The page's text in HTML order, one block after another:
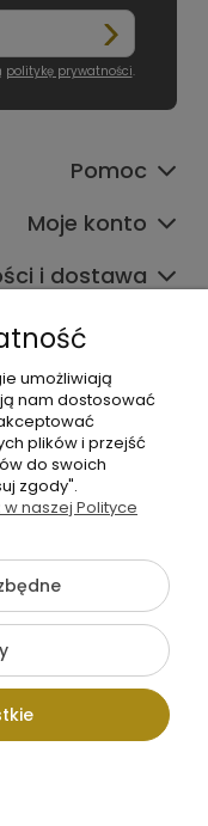
politykę prywatności.
Pomoc
Moje konto
i dostawa
Informacje
O nas
umożliwiają
nam dostosować
plików i przejść
do swoich
zgody".
naszej Polityce